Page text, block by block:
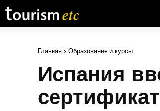
Главная Образование и курсы
Испания